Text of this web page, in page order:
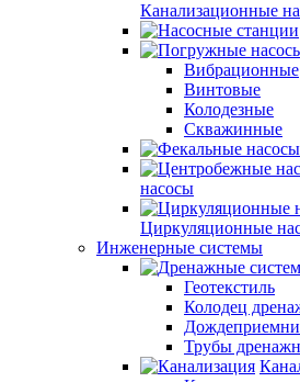
Канализационные
Вибрационные
Винтовые
Колодезные
Скважинные
насосы
Циркуляционные
Инженерные системы
Геотекстиль
Колодец
Трубы